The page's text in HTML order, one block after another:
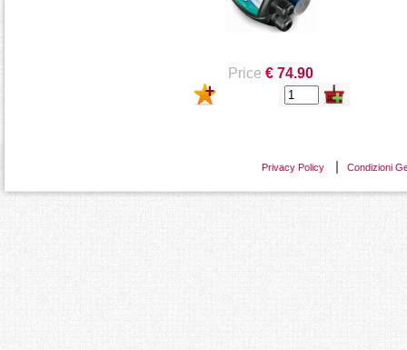
Price € 74.90
Privacy Policy Condizioni